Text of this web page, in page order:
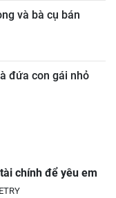
và bà cụ bán
đứa con gái nhỏ
chính để yêu em